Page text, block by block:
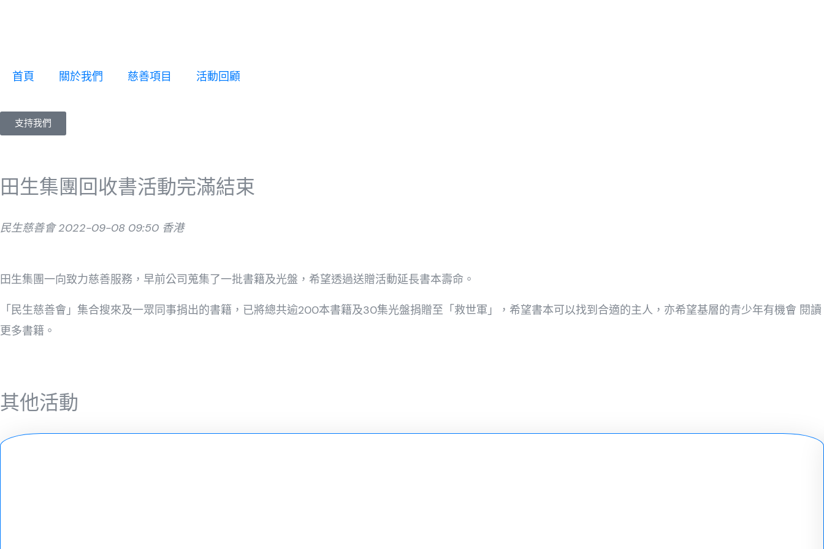
首頁 關於我們 慈善項目 活動回顧
支持我們
田生集團回收書活動完滿結束
民生慈善會 2022-09-08 09:50 香港
田生集團一向致力慈善服務，早前公司蒐集了一批書籍及光盤，希望透過送贈活動延長書本壽命。
「民生慈善會」集合搜來及一眾同事捐出的書籍，已將總共逾200本書籍及30集光盤捐贈至「救世軍」，希望書本可以找到合適的主人，亦希望基層的青少年有機會 閱讀
更多書籍。
其他活動